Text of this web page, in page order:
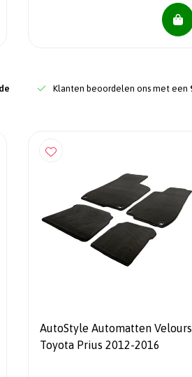
Klanten beoordelen ons met een
AutoStyle Automatten Velours
Toyota Prius 2012-2016